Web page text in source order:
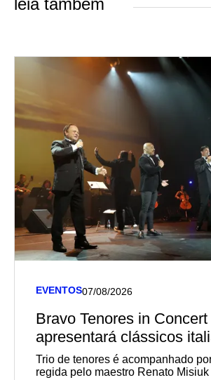
EVENTOS07/08/2026
Bravo Tenores in Concert
apresentará clássicos
Teatro Univates
Trio de tenores é acompanhado
regida pelo maestro Renato Misiuk